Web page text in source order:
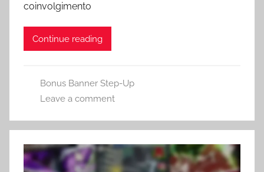
coinvolgimento
Continue reading
Bonus Banner Step-Up
Leave a comment